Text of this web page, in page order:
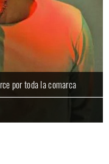
por toda la comarca